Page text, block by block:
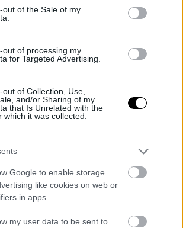
out of the Sale of my
out of processing my
for Targeted Advertising.
of Collection, Use,
and/or Sharing of my
that Is Unrelated with the
which it was collected.
Google to enable storage
like cookies on web or
in apps.
my user data to be sent to
τα 30 εκατ.